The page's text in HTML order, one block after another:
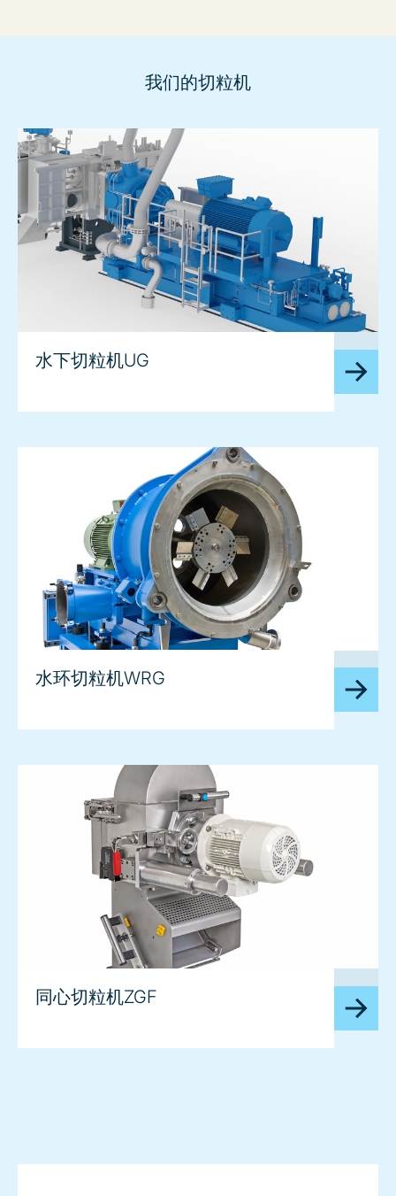
我们的切粒机
水下切粒机UG
水环切粒机WRG
同心切粒机ZGF